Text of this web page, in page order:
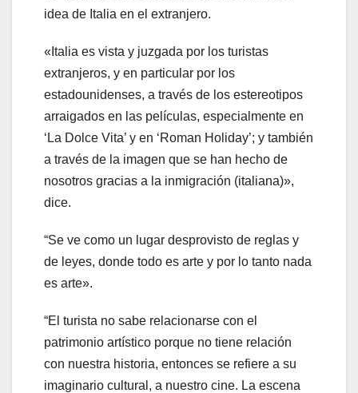
idea de Italia en el extranjero.
«Italia es vista y juzgada por los turistas
extranjeros, y en particular por los
estadounidenses, a través de los estereotipos
arraigados en las películas, especialmente en
‘La Dolce Vita’ y en ‘Roman Holiday’; y también
a través de la imagen que se han hecho de
nosotros gracias a la inmigración (italiana)»,
dice.
“Se ve como un lugar desprovisto de reglas y
de leyes, donde todo es arte y por lo tanto nada
es arte».
“El turista no sabe relacionarse con el
patrimonio artístico porque no tiene relación
con nuestra historia, entonces se refiere a su
imaginario cultural, a nuestro cine. La escena